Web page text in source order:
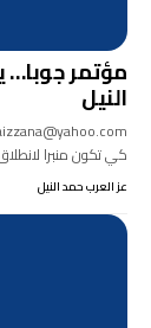
مؤتمر جوبا…
النيل
كي تكون منبرا
عز العرب حمد النيل